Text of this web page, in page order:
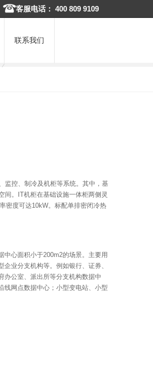
客服电话： 400 809 9109
联系我们
监控、制冷及机柜等系统。其中，基
间。IT机柜在基础设施一体柜两侧灵
密度可达10kW。标配单排密闭冷热
中心面积小于200m2的场景。主要用
业分支机构等。例如银行、证券、
办公室、派出所等分支机构数据中
线网点数据中心；小型变电站、小型